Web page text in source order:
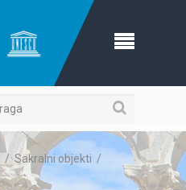
Pretraga
/Sakralni objekti /